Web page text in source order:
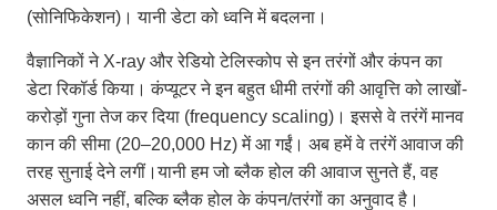
(सोनिफिकेशन)। यानी डेटा को ध्वनि में बदलना।
वैज्ञानिकों ने X-ray और रेडियो टेलिस्कोप से इन तरंगों और कंपन का
डेटा रिकॉर्ड किया। कंप्यूटर ने इन बहुत धीमी तरंगों की आवृत्ति को लाखों-
करोड़ों गुना तेज कर दिया (frequency scaling)। इससे वे तरंगें मानव
कान की सीमा (20–20,000 Hz) में आ गईं। अब हमें वे तरंगें आवाज की
तरह सुनाई देने लगीं।यानी हम जो ब्लैक होल की आवाज सुनते हैं, वह
असल ध्वनि नहीं, बल्कि ब्लैक होल के कंपन/तरंगों का अनुवाद है।